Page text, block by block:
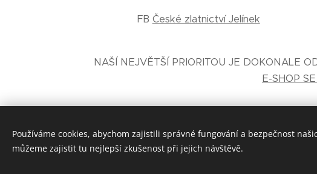
FB České zlatnictví Jelínek
NAŠÍ NEJVĚTŠÍ PRIORITOU JE DOKONALE
E-SHOP
Používáme cookies, abychom zajistili správné fungování a bezpečnost
můžeme zajistit tu nejlepší zkušenost při jejich návštěvě.